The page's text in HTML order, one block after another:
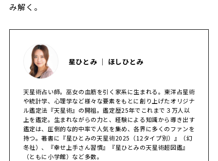
み解く。
星ひとみ ｜ ほしひとみ
天星術占い師。巫女の血筋を引く家系に生まれる。東洋占星術
や統計学、心理学など様々な要素をもとに創り上げたオリジナ
ル鑑定法『天星術』の開祖。鑑定歴25年でこれまで３万人以
上を鑑定。生まれながらの力と、経験による知識から導き出す
鑑定は、圧倒的な的中率で人気を集め、各界に多くのファンを
持つ。著書に『星ひとみの天星術2025（12タイプ別）』（幻
冬社）、『幸せ上手さん習慣』『星ひとみの天星術超図鑑』
（ともに小学館）など多数。